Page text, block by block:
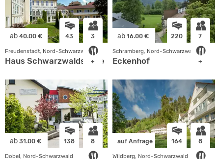
ab 40.00 € 43 3
+
Freudenstadt, Nord-Schwarzwald
Haus Schwarzwaldsonne
ab 16.00 € 220 7
+
Schramberg, Nord-Schwarzwald
Eckenhof
ab 31.00 € 138 8
Dobel, Nord-Schwarzwald
auf Anfrage 164 8
Wildberg, Nord-Schwarzwald